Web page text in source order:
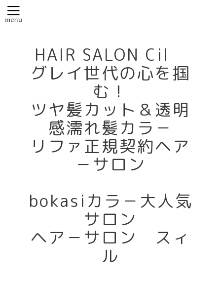
HAIR SALON Cil
グレイ世代の心を掴
む！
ツヤ髪カット＆透明
感濡れ髪カラ－
リファ正規契約ヘア
－サロン
bokasiカラ－大人気
サロン
ヘア－サロン スィ
ル